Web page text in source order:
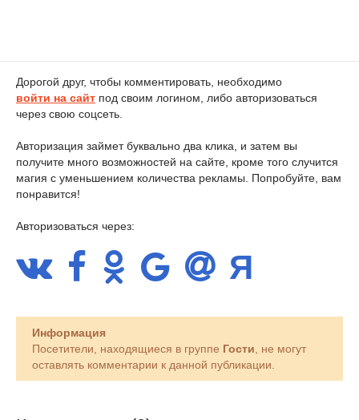
Дорогой друг, чтобы комментировать, необходимо
войти на сайт под своим логином, либо авторизоваться
через свою соцсеть.
Авторизация займет буквально два клика, и затем вы
получите много возможностей на сайте, кроме того случится
магия с уменьшением количества рекламы. Попробуйте, вам
понравится!
Авторизоваться через:
Информация
Посетители, находящиеся в группе Гости , не могут
оставлять комментарии к данной публикации.